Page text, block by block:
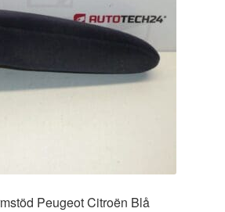
frakt
Peugeot Citroën Blå